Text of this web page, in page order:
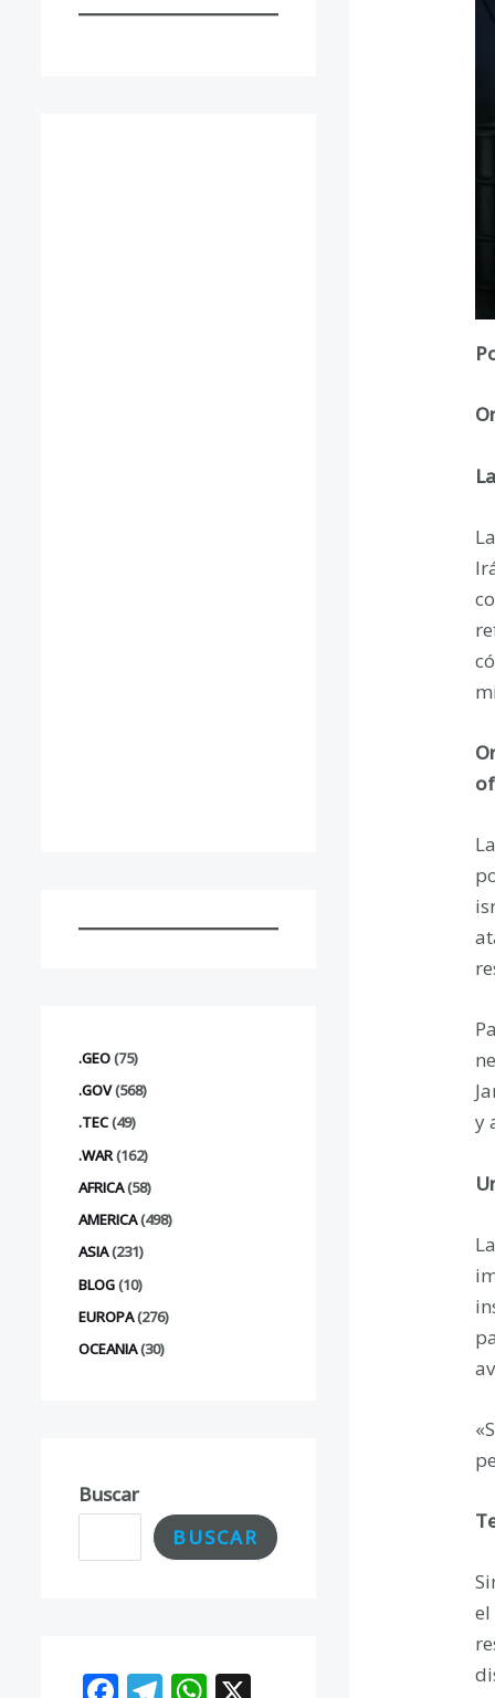
.GEO(75)
.GOV(568)
.TEC(49)
.WAR(162)
AFRICA(58)
AMERICA(498)
ASIA(231)
BLOG(10)
EUROPA(276)
OCEANIA(30)
Buscar
BUSCAR
y
el